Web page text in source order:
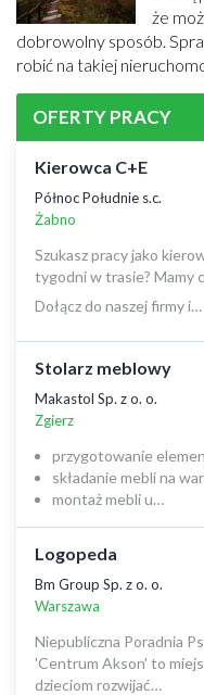
że
dobrowolny sposób.
robić na takiej
OFERTY PRACY
Kierowca C+E
Północ Południe s.c.
Żabno
Szukasz pracy jako
tygodni w trasie? Mamy
Dołącz do naszej firmy i…
Stolarz meblowy
Makastol Sp. z o. o.
Zgierz
przygotowanie
składanie mebli na
montaż mebli u…
Logopeda
Bm Group Sp. z o. o.
Warszawa
Niepubliczna Poradnia
'Centrum Akson' to
dzieciom rozwijać…